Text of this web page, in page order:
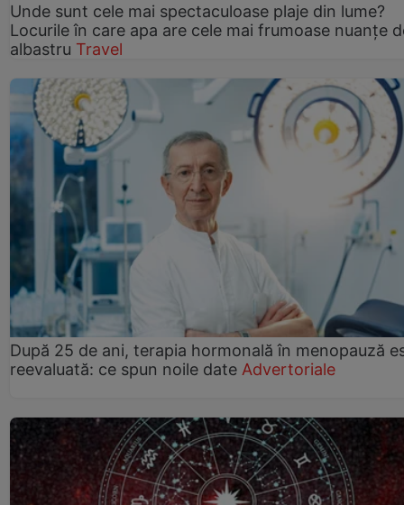
Unde sunt cele mai spectaculoase plaje din lume?
Locurile în care apa are cele mai frumoase nuanțe
albastru Travel
După 25 de ani, terapia hormonală în menopauză
reevaluată: ce spun noile date Advertoriale